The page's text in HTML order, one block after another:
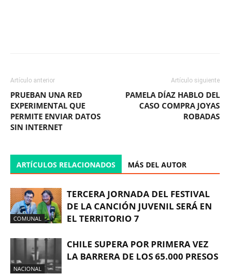
Artículo anterior
PRUEBAN UNA RED
EXPERIMENTAL QUE
PERMITE ENVIAR DATOS
SIN INTERNET
Artículo siguiente
PAMELA DÍAZ HABLO DEL
CASO COMPRA JOYAS
ROBADAS
ARTÍCULOS RELACIONADOS MÁS DEL AUTOR
COMUNAL
TERCERA JORNADA DEL FESTIVAL
DE LA CANCIÓN JUVENIL SERÁ EN
EL TERRITORIO 7
NACIONAL
CHILE SUPERA POR PRIMERA VEZ
LA BARRERA DE LOS 65.000 PRESOS